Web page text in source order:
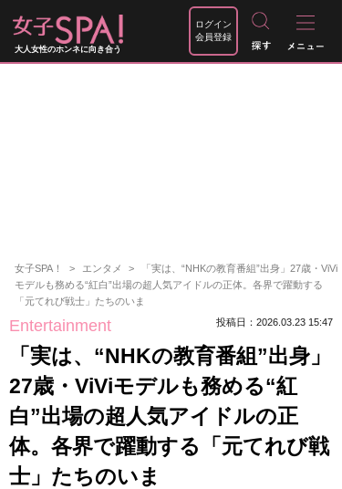
大人女性のホンネに向き合う
ログイン
会員登録
女子SPA！ エンタメ
「実は、“NHKの教育番組”出身」27歳・ViVi
モデルも務める“紅白”出場の超人気アイドルの正体。各界で躍動する
「元てれび戦士」たちのいま
Entertainment 投稿日：2026.03.23 15:47
「実は、“NHKの教育番組”出身」
27歳・ViViモデルも務める“紅
白”出場の超人気アイドルの正
体。各界で躍動する「元てれび戦
士」たちのいま